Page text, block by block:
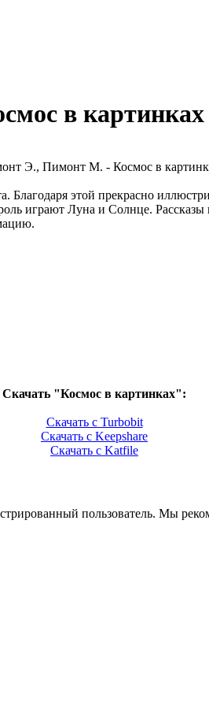
в картинках
Благодаря этой прекрасно
играют Луна и Солнце. Рассказы
Скачать "Космос в картинках":
Скачать с Turbobit
Скачать с Keepshare
Скачать с Katfile
пользователь. Мы